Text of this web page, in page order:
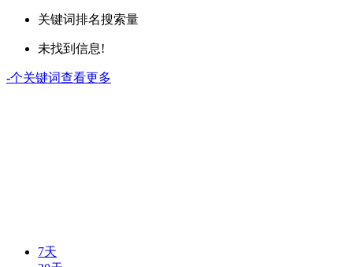
关键词排名搜索量
未找到信息!
-个关键词查看更多
7天